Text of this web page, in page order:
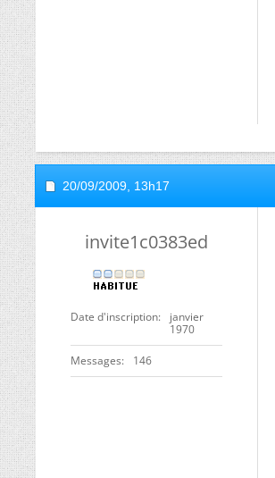
20/09/2009, 13h17
invite1c0383ed
Date d'inscription
janvier
1970
Messages 146